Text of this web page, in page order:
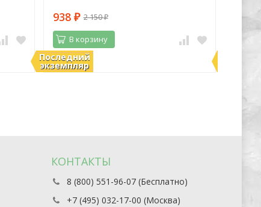
Последний
экземпляр
938 ₽ 2 150₽
В корзину
В наличии
1
КОНТАКТЫ
8 (800) 551-96-07 (Бесплатно)
+7 (495) 032-17-00 (Москва)